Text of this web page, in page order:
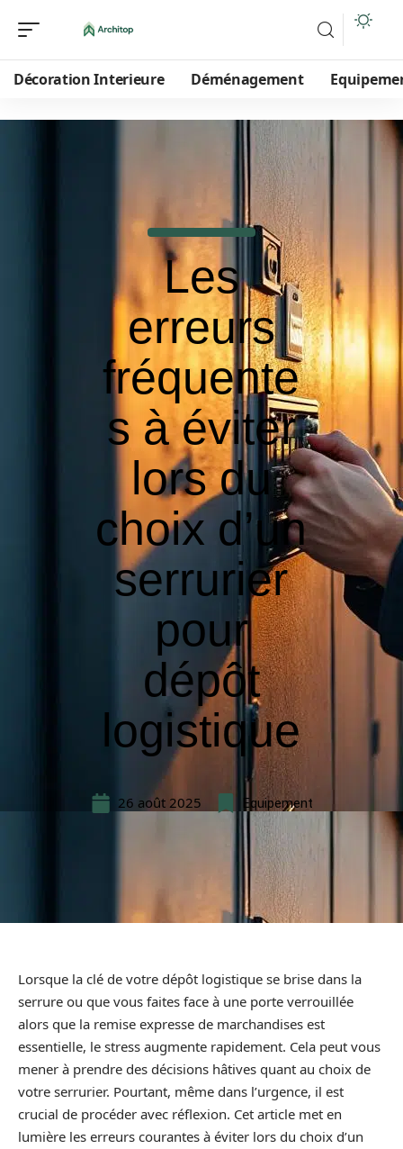
Décoration Interieure Déménagement
Les
erreurs
fréquente
s à éviter
lors du
choix d’un
serrurier
pour
dépôt
logistique
26 août 2025 Equipement
Lorsque la clé de votre dépôt logistique se brise dans la
serrure ou que vous faites face à une porte verrouillée
alors que la remise expresse de marchandises est
essentielle, le stress augmente rapidement. Cela peut vous
mener à prendre des décisions hâtives quant au choix de
votre serrurier. Pourtant, même dans l’urgence, il est
crucial de procéder avec réflexion. Cet article met en
lumière les erreurs courantes à éviter lors du choix d’un